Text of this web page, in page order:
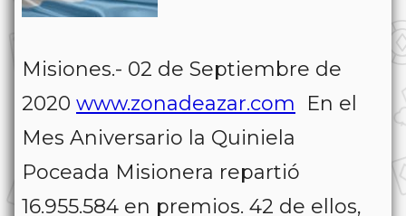
Misiones.- 02 de Septiembre de
2020 www.zonadeazar.com En el
Mes Aniversario la Quiniela
Poceada Misionera repartió
16.955.584 en premios. 42 de ellos,